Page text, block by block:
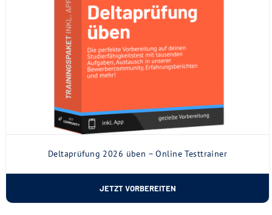
Deltaprüfung 2026 üben – Online Testtrainer
JETZT VORBEREITEN